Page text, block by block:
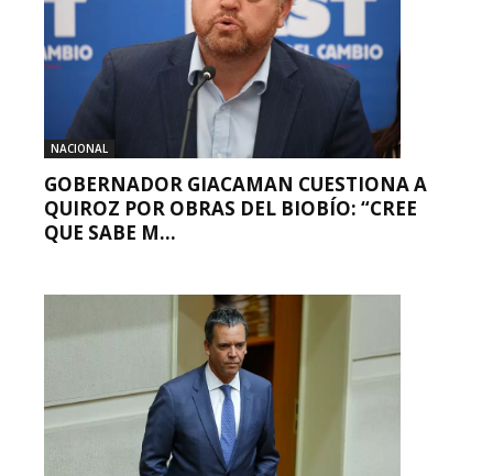
NACIONAL
GOBERNADOR GIACAMAN CUESTIONA A
QUIROZ POR OBRAS DEL BIOBÍO: “CREE
QUE SABE M...